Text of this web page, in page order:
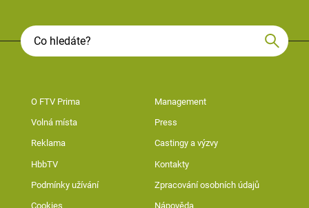
O FTV Prima Management
Volná místa Press
Reklama Castingy a výzvy
HbbTV Kontakty
Podmínky užívání Zpracování osobních údajů
Cookies Nápověda